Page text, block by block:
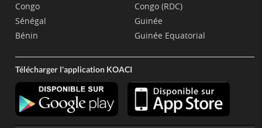
Congo
Sénégal
Bénin
Congo (RDC)
Guinée
Guinée Equatorial
Télécharger l'application KOACI